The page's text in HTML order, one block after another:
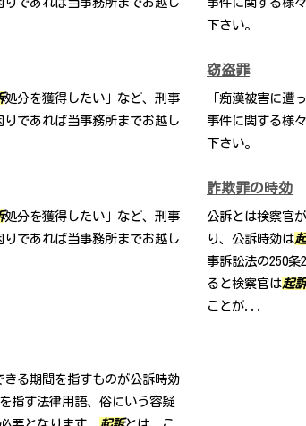
下さい。
処分を獲得したい」など、刑事
であれば当事務所までお越し
窃盗罪
「痴漢被害に遭
事件に関する様
下さい。
処分を獲得したい」など、刑事
であれば当事務所までお越し
詐欺罪の時効
公訴とは検察官
り、公訴時効は
事訴訟法の250
ると検察官は起訴
ことが...
きる期間を指すものが公訴時効
指す法律用語、俗にいう容疑